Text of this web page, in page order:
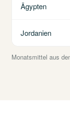
Ägypten
Jordanien
Monatsmittel aus